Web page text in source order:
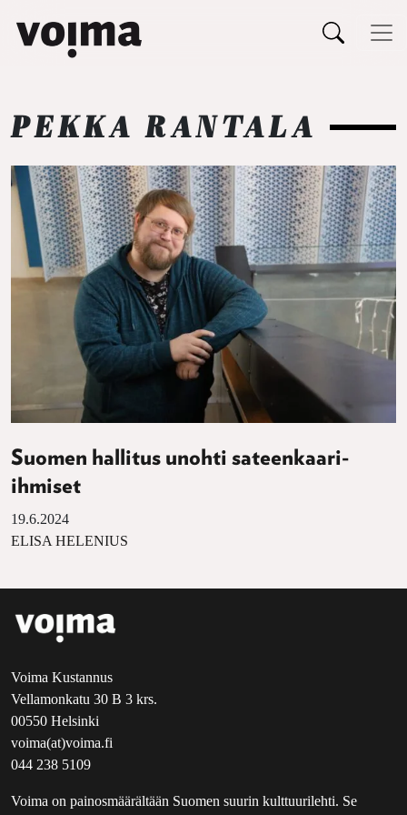
Päävalikko
PEKKA RANTALA
Suomen hallitus unohti sateenkaari-
ihmiset
19.6.2024
ELISA HELENIUS
Voima Kustannus
Vellamonkatu 30 B 3 krs.
00550 Helsinki
voima(at)voima.fi
044 238 5109
Voima on painosmäärältään Suomen suurin kulttuurilehti. Se